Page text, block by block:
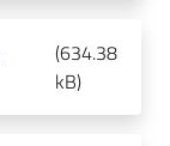
(634.38
kB)